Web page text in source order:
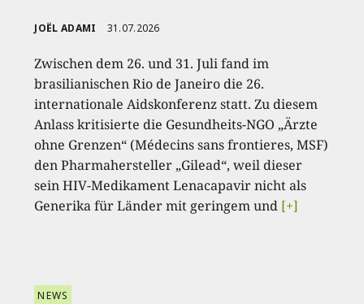
JOËL ADAMI 31.07.2026
Zwischen dem 26. und 31. Juli fand im
brasilianischen Rio de Janeiro die 26.
internationale Aidskonferenz statt. Zu diesem
Anlass kritisierte die Gesundheits-NGO „Ärzte
ohne Grenzen“ (Médecins sans frontieres, MSF)
den Pharmahersteller „Gilead“, weil dieser
sein HIV-Medikament Lenacapavir nicht als
Generika für Länder mit geringem und [+]
NEWS